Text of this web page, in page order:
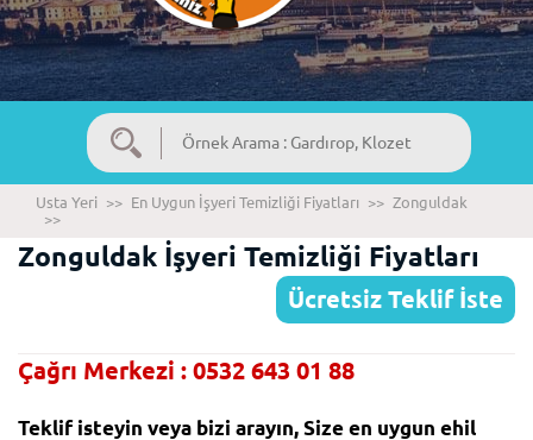
Usta Yeri >> En Uygun İşyeri Temizliği Fiyatları >> Zonguldak
>>
Zonguldak İşyeri Temizliği Fiyatları
Ücretsiz Teklif İste
Çağrı Merkezi : 0532 643 01 88
Teklif isteyin veya bizi arayın, Size en uygun ehil